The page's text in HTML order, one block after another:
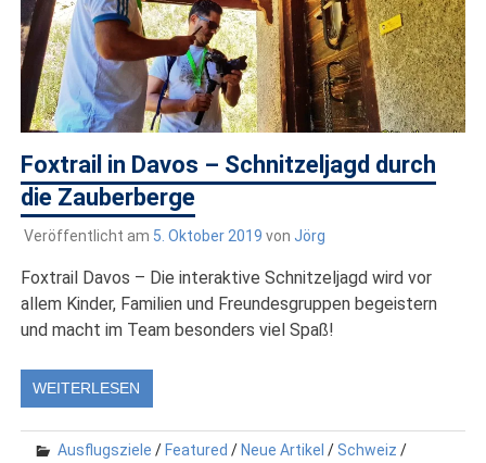
Foxtrail in Davos – Schnitzeljagd durch
die Zauberberge
Veröffentlicht am 5. Oktober 2019 von Jörg
Foxtrail Davos – Die interaktive Schnitzeljagd wird vor
allem Kinder, Familien und Freundesgruppen begeistern
und macht im Team besonders viel Spaß!
WEITERLESEN
Ausflugsziele / Featured / Neue Artikel / Schweiz /